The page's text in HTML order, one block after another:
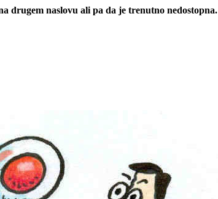
drugem naslovu ali pa da je trenutno nedostopna.